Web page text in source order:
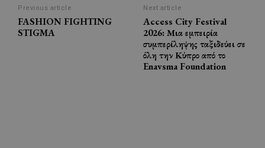
Previous article
FASHION FIGHTING
STIGMA
Next article
Access City Festival
2026: Μια εμπειρία
συμπερίληψης ταξιδεύει σε
όλη την Κύπρο από το
Enavsma Foundation